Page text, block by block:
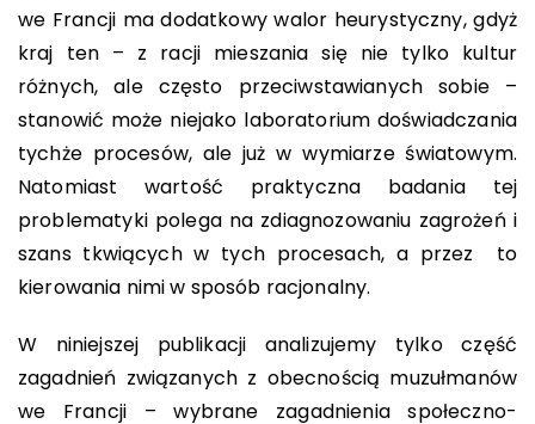
we Francji ma dodatkowy walor heurystyczny, gdyż
kraj ten – z racji mieszania się nie tylko kultur
różnych, ale często przeciwstawianych sobie –
stanowić może niejako laboratorium doświadczania
tychże procesów, ale już w wymiarze światowym.
Natomiast wartość praktyczna badania tej
problematyki polega na zdiagnozowaniu zagrożeń i
szans tkwiących w tych procesach, a przez to
kierowania nimi w sposób racjonalny.
W niniejszej publikacji analizujemy tylko część
zagadnień związanych z obecnością muzułmanów
we Francji – wybrane zagadnienia społeczno-